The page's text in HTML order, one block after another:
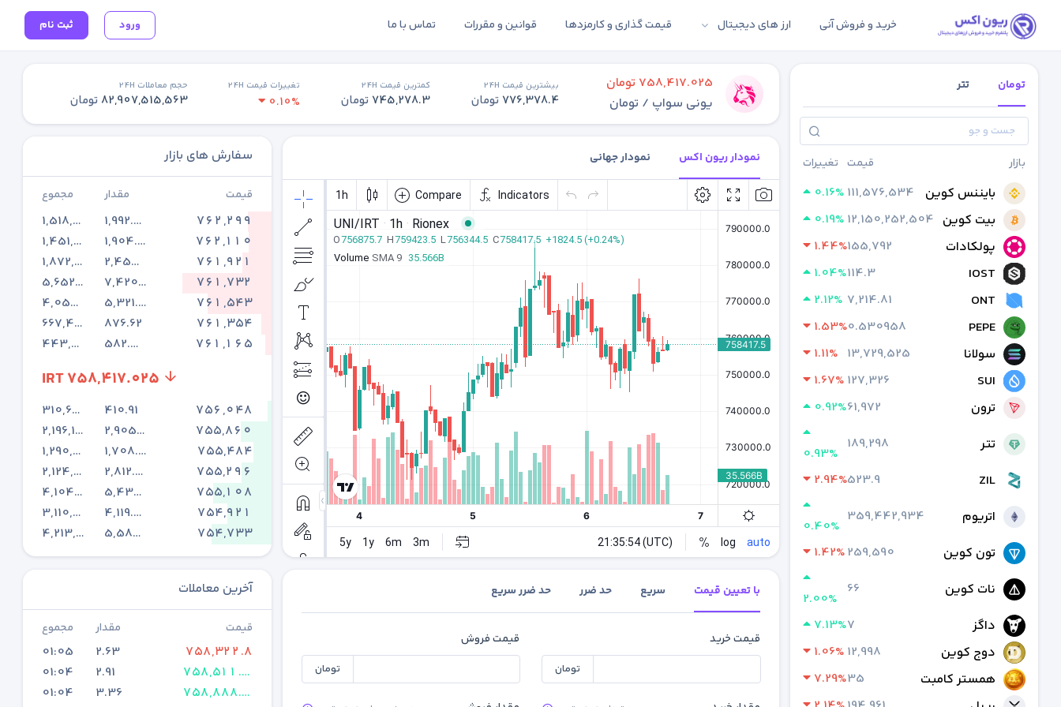
خرید و فروش آنی ارز های دیجیتال قیمت گذاری و کارمزدها قوانین و مقررات تماس با ما ورود ثبت نام
تومان تتر
بازار قیمت تغییرات
بایننس کوین 111,576,534
0.16%
بیت کوین 12,150,252,504
0.19%
پولکادات
155,792
1.44%
IOST
114.3
1.04%
ONT
7,214.81
2.12%
PEPE
0.530958
1.53%
سولانا
13,729,525
1.11%
SUI
127,326
1.67%
ترون
61,972
0.92%
تتر
189,298
0.93%
ZIL
523.9
2.94%
اتریوم
359,442,934
0.40%
تون کوین
259,590
1.42%
نات کوین
66
2.00%
داگز
7
7.13%
دوج کوین
12,998
1.06%
همستر کامبت
35
7.29%
758,417.025 تومان
یونی سواپ / تومان
بیشترین قیمت 24H
776,378.4 تومان
کمترین قیمت 24H
745,278.3 تومان
تغییرات قیمت 24H
0.10%
حجم معاملات 24H
82,907,515,563 تومان
نمودار ریون اکس نمودار جهانی سفارش های بازار
قیمت مقدار مجموع
762,299
1,992.64
1,518,987,293
762,110
1,904.38
1,451,346,835
761,921
2,457.34
1,872,298,645
761,732
7,420.64
5,652,537,913
761,543
5,321.95
4,052,892,945
761,354
876.62
667,417,994
761,165
582.43
443,325,223
IRT758,417.025
754,733
5,583.3
4,213,898,744
754,921
4,119.85
3,110,159,320
755,108
5,435.07
4,104,067,057
755,296
2,812.43
2,124,217,953
755,484
1,708.55
1,290,782,492
755,860
2,905.56
2,196,196,427
756,048
410.91
310,667,614
با تعیین قیمت سریع حد ضرر حد ضرر سریع
قیمت خرید
تومان
قیمت فروش
تومان
آخرین معاملات
قیمت مقدار مجموع
758,322.8
2.63
01:05
758,511.25
2.91
01:04
758,888.15
3.36
01:04